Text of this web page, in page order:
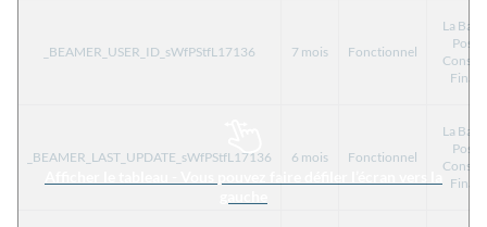
_BEAMER_USER_ID_sWfPStfL17136 7 mois Fonctionnel
La
_BEAMER_LAST_UPDATE_sWfPStfL17136 6 mois Fonctionnel
La